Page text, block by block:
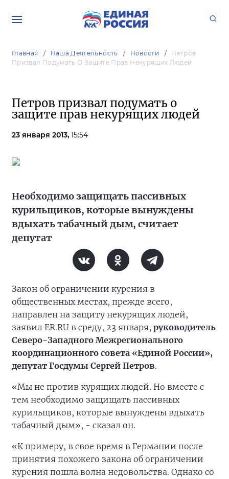
Главная Наша Деятельность Новости
Петров
Призвал Подумать О Защите Прав Некурящих Людей
Петров призвал подумать о
защите прав некурящих людей
23 января 2013, 15:54
Необходимо защищать пассивных
курильщиков, которые вынуждены
вдыхать табачный дым, считает
депутат
Закон об ограничении курения в
общественных местах, прежде всего,
направлен на защиту некурящих людей,
заявил ER.RU в среду, 23 января, руководитель
Северо-Западного Межрегионального
координационного совета «Единой России»,
депутат Госдумы Сергей Петров.
«Мы не против курящих людей. Но вместе с
тем необходимо защищать пассивных
курильщиков, которые вынуждены вдыхать
табачный дым», - сказал он.
«К примеру, в свое время в Германии после
принятия похожего закона об ограничении
курения пошла волна недовольства. Однако со